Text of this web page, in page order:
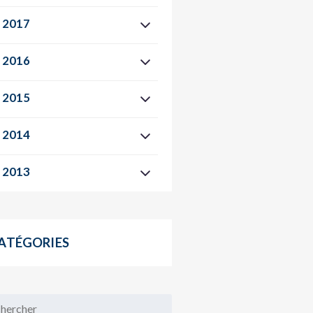
2017
2016
2015
2014
2013